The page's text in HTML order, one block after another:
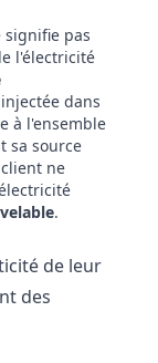
signifie pas
l'électricité
dans
à l'ensemble
sa source
ne
.
de leur
des